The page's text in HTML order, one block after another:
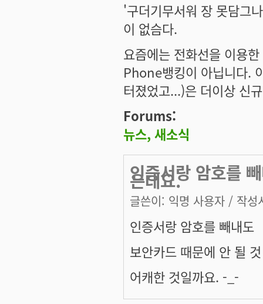
'구더기무서워 장 못담그
이 없슴다.
요즘에는 전화선을 이용
Phone뱅킹이 아닙니다.
터졌었고...)은 더이상 신
Forums:
뉴스, 새소식
인증서랑 암호를
은데요.
글쓴이: 익명 사용자 / 작성
인증서랑 암호를 빼내도
보안카드 때문에 안 될
어캐한 것일까요. -_-